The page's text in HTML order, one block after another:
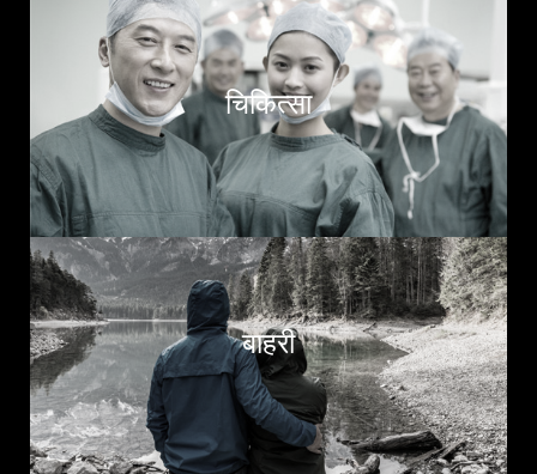
चिकित्सा
बाहरी